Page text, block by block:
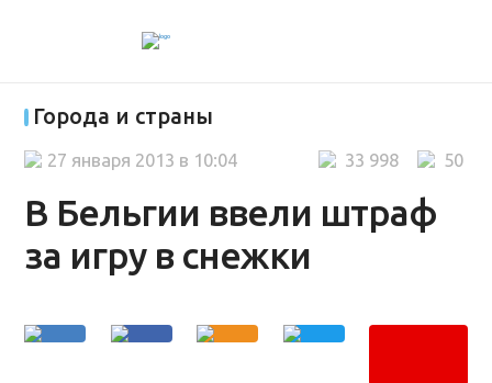
Города и страны
В Бельгии ввели штраф
за игру в снежки
50
33 998
27 января 2013 в 10:04